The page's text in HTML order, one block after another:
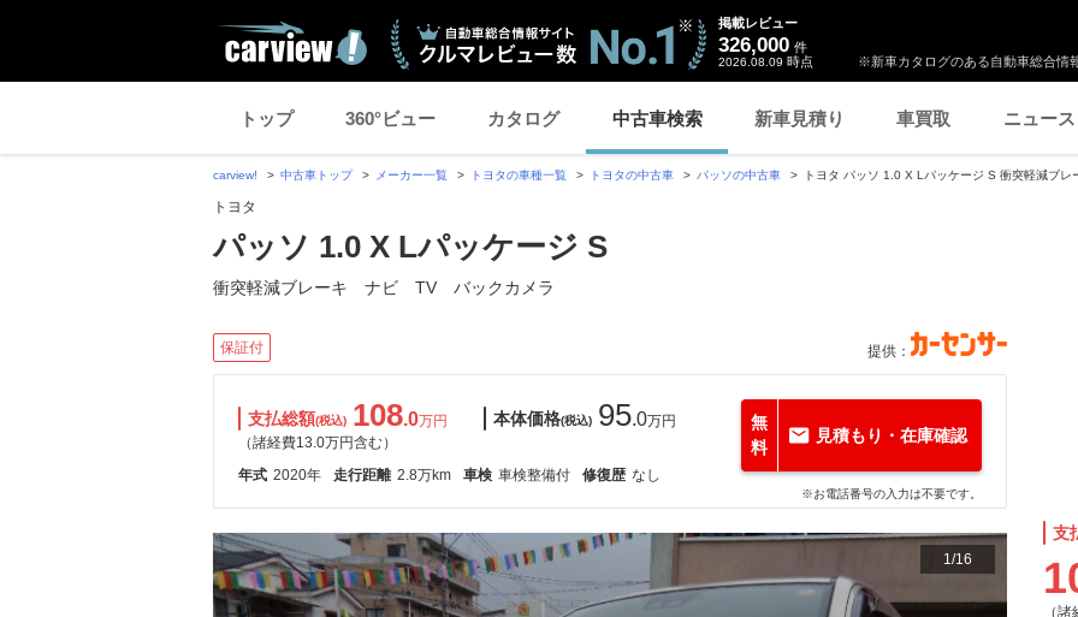
※新車カタログのある自動車総合情
掲載レビュー
326,000 件
2026.08.09 時点
トップ 360°ビュー カタログ 中古車検索 新車見積り 車買取 ニュース
carview! 中古車トップ メーカー一覧 トヨタの車種一覧 トヨタの中古車 パッソの中古車 トヨタ パッソ 1.0 X Lパッケージ S 衝突軽減
トヨタ
パッソ 1.0 X Lパッケージ S
衝突軽減ブレーキ ナビ TV バックカメラ
保証付 提供：
支払総額(税込) 108.0万円
（諸経費13.0万円含む）
本体価格(税込) 95.0万円
年式 2020年 走行距離 2.8万km 車検 車検整備付 修復歴 なし
無
料
見積もり・在庫確認
※お電話番号の入力は不要です。
1/16
支
（